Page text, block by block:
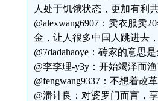
人处于饥饿状态，更加有利
@alexwang6907：卖衣服卖
金，让人很多中国人跳进去
@7dadahaoye：砖家的意思
@李李理-y3y：开始竭泽而
@fengwang9337：不想着改
@潘计良：对婆罗门而言，